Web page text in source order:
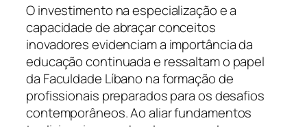
O investimento na especialização e a
capacidade de abraçar conceitos
inovadores evidenciam a importância da
educação continuada e ressaltam o papel
da Faculdade Líbano na formação de
profissionais preparados para os desafios
contemporâneos. Ao aliar fundamentos